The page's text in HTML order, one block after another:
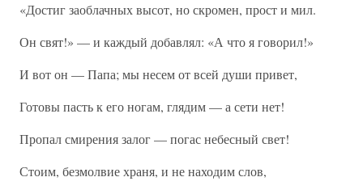
«Достиг заоблачных высот, но скромен, прост и мил.
Он свят!» — и каждый добавлял: «А что я говорил!»
И вот он — Папа; мы несем от всей души привет,
Готовы пасть к его ногам, глядим — а сети нет!
Пропал смирения залог — погас небесный свет!
Стоим, безмолвие храня, и не находим слов,